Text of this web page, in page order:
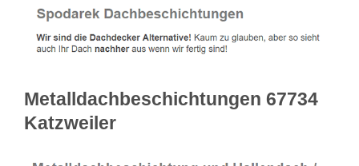
Metalldachbeschichtungen 67734
Katzweiler